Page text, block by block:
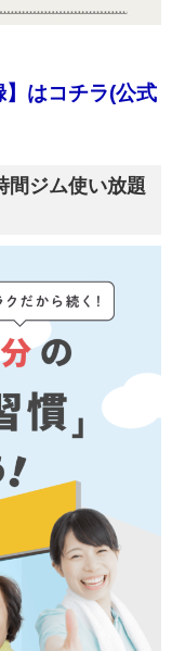
はコチラ(公式
間ジム使い放題